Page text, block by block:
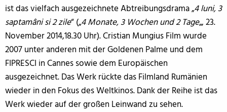
ist das vielfach ausgezeichnete Abtreibungsdrama „4 luni, 3
saptamâni si 2 zile“ („4 Monate, 3 Wochen und 2 Tage„, 23.
November 2014,18.30 Uhr). Cristian Mungius Film wurde
2007 unter anderen mit der Goldenen Palme und dem
FIPRESCI in Cannes sowie dem Europäischen
ausgezeichnet. Das Werk rückte das Filmland Rumänien
wieder in den Fokus des Weltkinos. Dank der Reihe ist das
Werk wieder auf der großen Leinwand zu sehen.